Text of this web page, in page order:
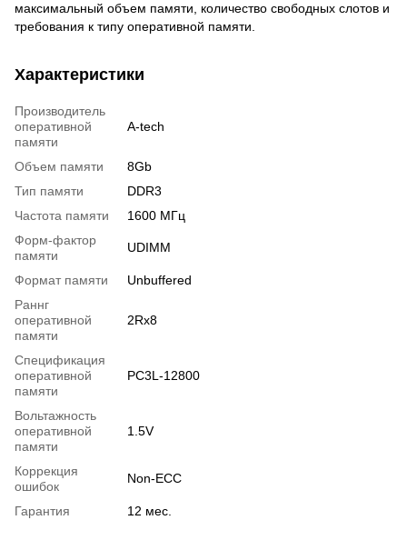
максимальный объем памяти, количество свободных слотов и
требования к типу оперативной памяти.
Характеристики
Производитель
оперативной
памяти
A-tech
Объем памяти
8Gb
Тип памяти
DDR3
Частота памяти
1600 МГц
Форм-фактор
памяти
UDIMM
Формат памяти
Unbuffered
Раннг
оперативной
памяти
2Rx8
Спецификация
оперативной
памяти
PC3L-12800
Вольтажность
оперативной
памяти
1.5V
Коррекция
ошибок
Non-ECC
Гарантия 12 мес.